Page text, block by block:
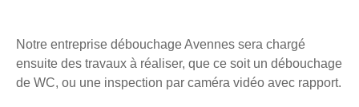
Notre entreprise débouchage Avennes sera chargé
ensuite des travaux à réaliser, que ce soit un débouchage
de WC, ou une inspection par caméra vidéo avec rapport.